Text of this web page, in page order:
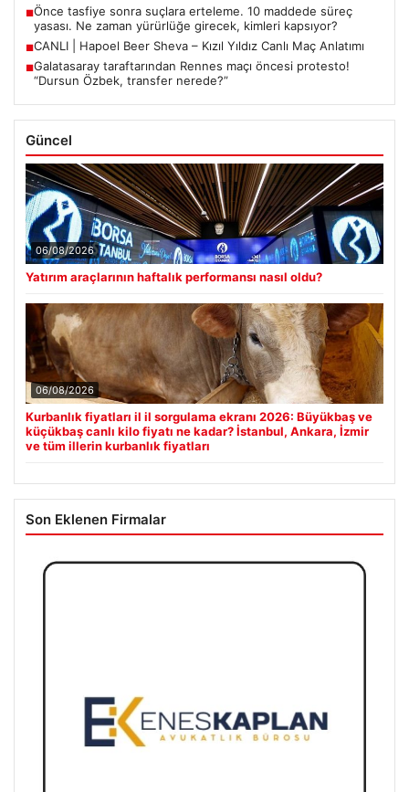
■Önce tasfiye sonra suçlara erteleme. 10 maddede süreç
yasası. Ne zaman yürürlüğe girecek, kimleri kapsıyor?
■CANLI | Hapoel Beer Sheva – Kızıl Yıldız Canlı Maç Anlatımı
■Galatasaray taraftarından Rennes maçı öncesi protesto!
“Dursun Özbek, transfer nerede?”
Güncel
06/08/2026
Yatırım araçlarının haftalık performansı nasıl oldu?
06/08/2026
Kurbanlık fiyatları il il sorgulama ekranı 2026: Büyükbaş ve
küçükbaş canlı kilo fiyatı ne kadar? İstanbul, Ankara, İzmir
ve tüm illerin kurbanlık fiyatları
Son Eklenen Firmalar